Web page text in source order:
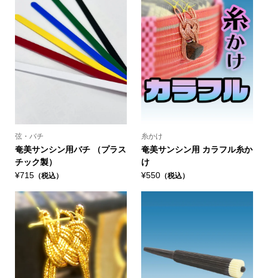
弦・バチ
奄美サンシン用バチ （プラス
チック製）
¥715（税込）
糸かけ
奄美サンシン用 カラフル糸か
け
¥550 （税込）